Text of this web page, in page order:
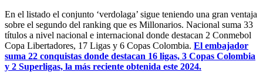
En el listado el conjunto ‘verdolaga’ sigue teniendo una gran ventaja
sobre el segundo del ranking que es Millonarios. Nacional suma 33
títulos a nivel nacional e internacional donde destacan 2 Conmebol
Copa Libertadores, 17 Ligas y 6 Copas Colombia. El embajador
suma 22 conquistas donde destacan 16 ligas, 3 Copas Colombia
y 2 Superligas, la más reciente obtenida este 2024.